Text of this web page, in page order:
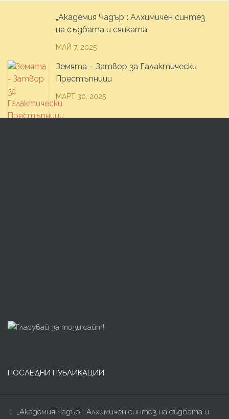
„Академия Чадър“: Алхимичен синтез
на съдбата и сянката
МАЙ 7, 2025
Земята – Затвор за Галактически
Престъпници
МАРТ 30, 2025
ПОСЛЕДНИ ПУБЛИКАЦИИ
„Академия Чадър“: Алхимичен синтез на съдбата и